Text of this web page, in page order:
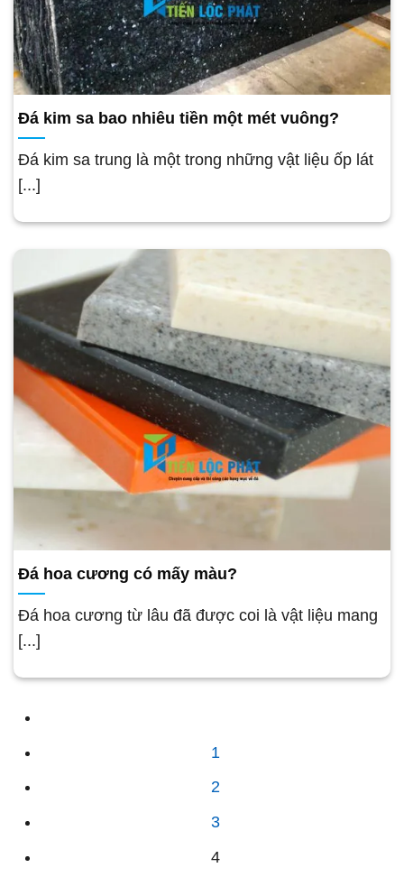
Đá kim sa bao nhiêu tiền một mét vuông?
Đá kim sa trung là một trong những vật liệu ốp lát
[...]
Đá hoa cương có mấy màu?
Đá hoa cương từ lâu đã được coi là vật liệu mang
[...]
1
2
3
4